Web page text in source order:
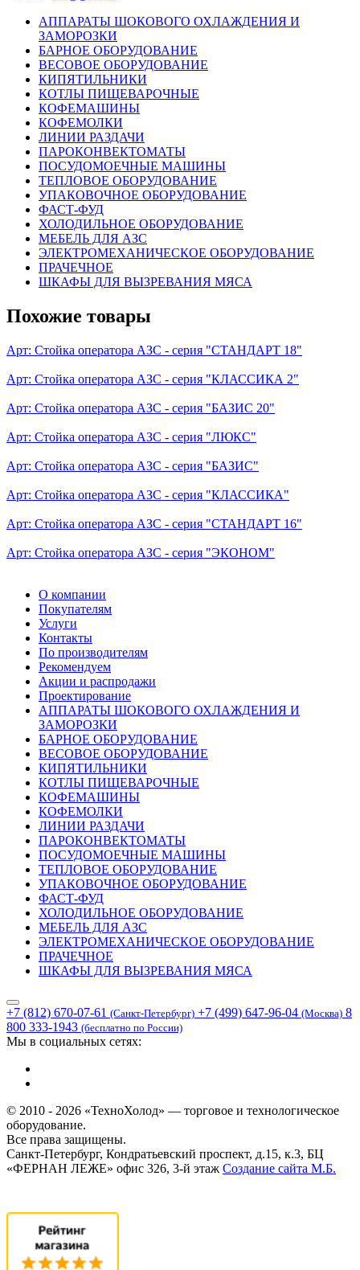
АППАРАТЫ ШОКОВОГО ОХЛАЖДЕНИЯ И
ЗАМОРОЗКИ
БАРНОЕ ОБОРУДОВАНИЕ
ВЕСОВОЕ ОБОРУДОВАНИЕ
КИПЯТИЛЬНИКИ
КОТЛЫ ПИЩЕВАРОЧНЫЕ
КОФЕМАШИНЫ
КОФЕМОЛКИ
ЛИНИИ РАЗДАЧИ
ПАРОКОНВЕКТОМАТЫ
ПОСУДОМОЕЧНЫЕ МАШИНЫ
ТЕПЛОВОЕ ОБОРУДОВАНИЕ
УПАКОВОЧНОЕ ОБОРУДОВАНИЕ
ФАСТ-ФУД
ХОЛОДИЛЬНОЕ ОБОРУДОВАНИЕ
МЕБЕЛЬ ДЛЯ АЗС
ЭЛЕКТРОМЕХАНИЧЕСКОЕ ОБОРУДОВАНИЕ
ПРАЧЕЧНОЕ
ШКАФЫ ДЛЯ ВЫЗРЕВАНИЯ МЯСА
Похожие товары
Арт: Стойка оператора АЗС - серия "СТАНДАРТ 18"
Арт: Стойка оператора АЗС - серия "КЛАССИКА 2"
Арт: Стойка оператора АЗС - серия "БАЗИС 20"
Арт: Стойка оператора АЗС - серия "ЛЮКС"
Арт: Стойка оператора АЗС - серия "БАЗИС"
Арт: Стойка оператора АЗС - серия "КЛАССИКА"
Арт: Стойка оператора АЗС - серия "СТАНДАРТ 16"
Арт: Стойка оператора АЗС - серия "ЭКОНОМ"
О компании
Покупателям
Услуги
Контакты
По производителям
Рекомендуем
Акции и распродажи
Проектирование
АППАРАТЫ ШОКОВОГО ОХЛАЖДЕНИЯ И
ЗАМОРОЗКИ
БАРНОЕ ОБОРУДОВАНИЕ
ВЕСОВОЕ ОБОРУДОВАНИЕ
КИПЯТИЛЬНИКИ
КОТЛЫ ПИЩЕВАРОЧНЫЕ
КОФЕМАШИНЫ
КОФЕМОЛКИ
ЛИНИИ РАЗДАЧИ
ПАРОКОНВЕКТОМАТЫ
ПОСУДОМОЕЧНЫЕ МАШИНЫ
ТЕПЛОВОЕ ОБОРУДОВАНИЕ
УПАКОВОЧНОЕ ОБОРУДОВАНИЕ
ФАСТ-ФУД
ХОЛОДИЛЬНОЕ ОБОРУДОВАНИЕ
МЕБЕЛЬ ДЛЯ АЗС
ЭЛЕКТРОМЕХАНИЧЕСКОЕ ОБОРУДОВАНИЕ
ПРАЧЕЧНОЕ
ШКАФЫ ДЛЯ ВЫЗРЕВАНИЯ МЯСА
+7 (812) 670-07-61 (Санкт-Петербург) +7 (499) 647-96-04 (Москва) 8
800 333-1943 (бесплатно по России)
Мы в социальных сетях:
© 2010 - 2026 «ТехноХолод» — торговое и технологическое
оборудование.
Все права защищены.
Санкт-Петербург, Кондратьевский проспект, д.15, к.3, БЦ
«ФЕРНАН ЛЕЖЕ» офис 326, 3-й этаж Создание сайта М.Б.